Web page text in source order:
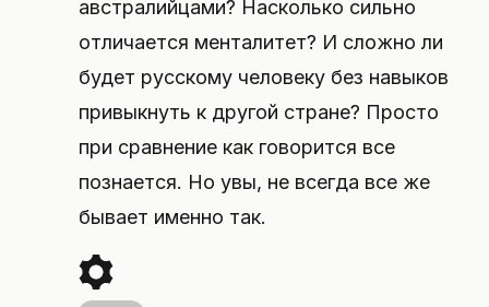
австралийцами? Насколько сильно
отличается менталитет? И сложно ли
будет русскому человеку без навыков
привыкнуть к другой стране? Просто
при сравнение как говорится все
познается. Но увы, не всегда все же
бывает именно так.